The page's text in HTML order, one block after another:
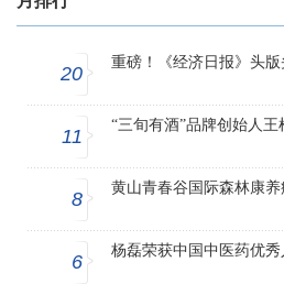
20
重磅！《经济日报》头
11
“三旬有酒”品牌创始人王
8
黄山青春谷国际森林康
6
杨磊荣获中国中医药优